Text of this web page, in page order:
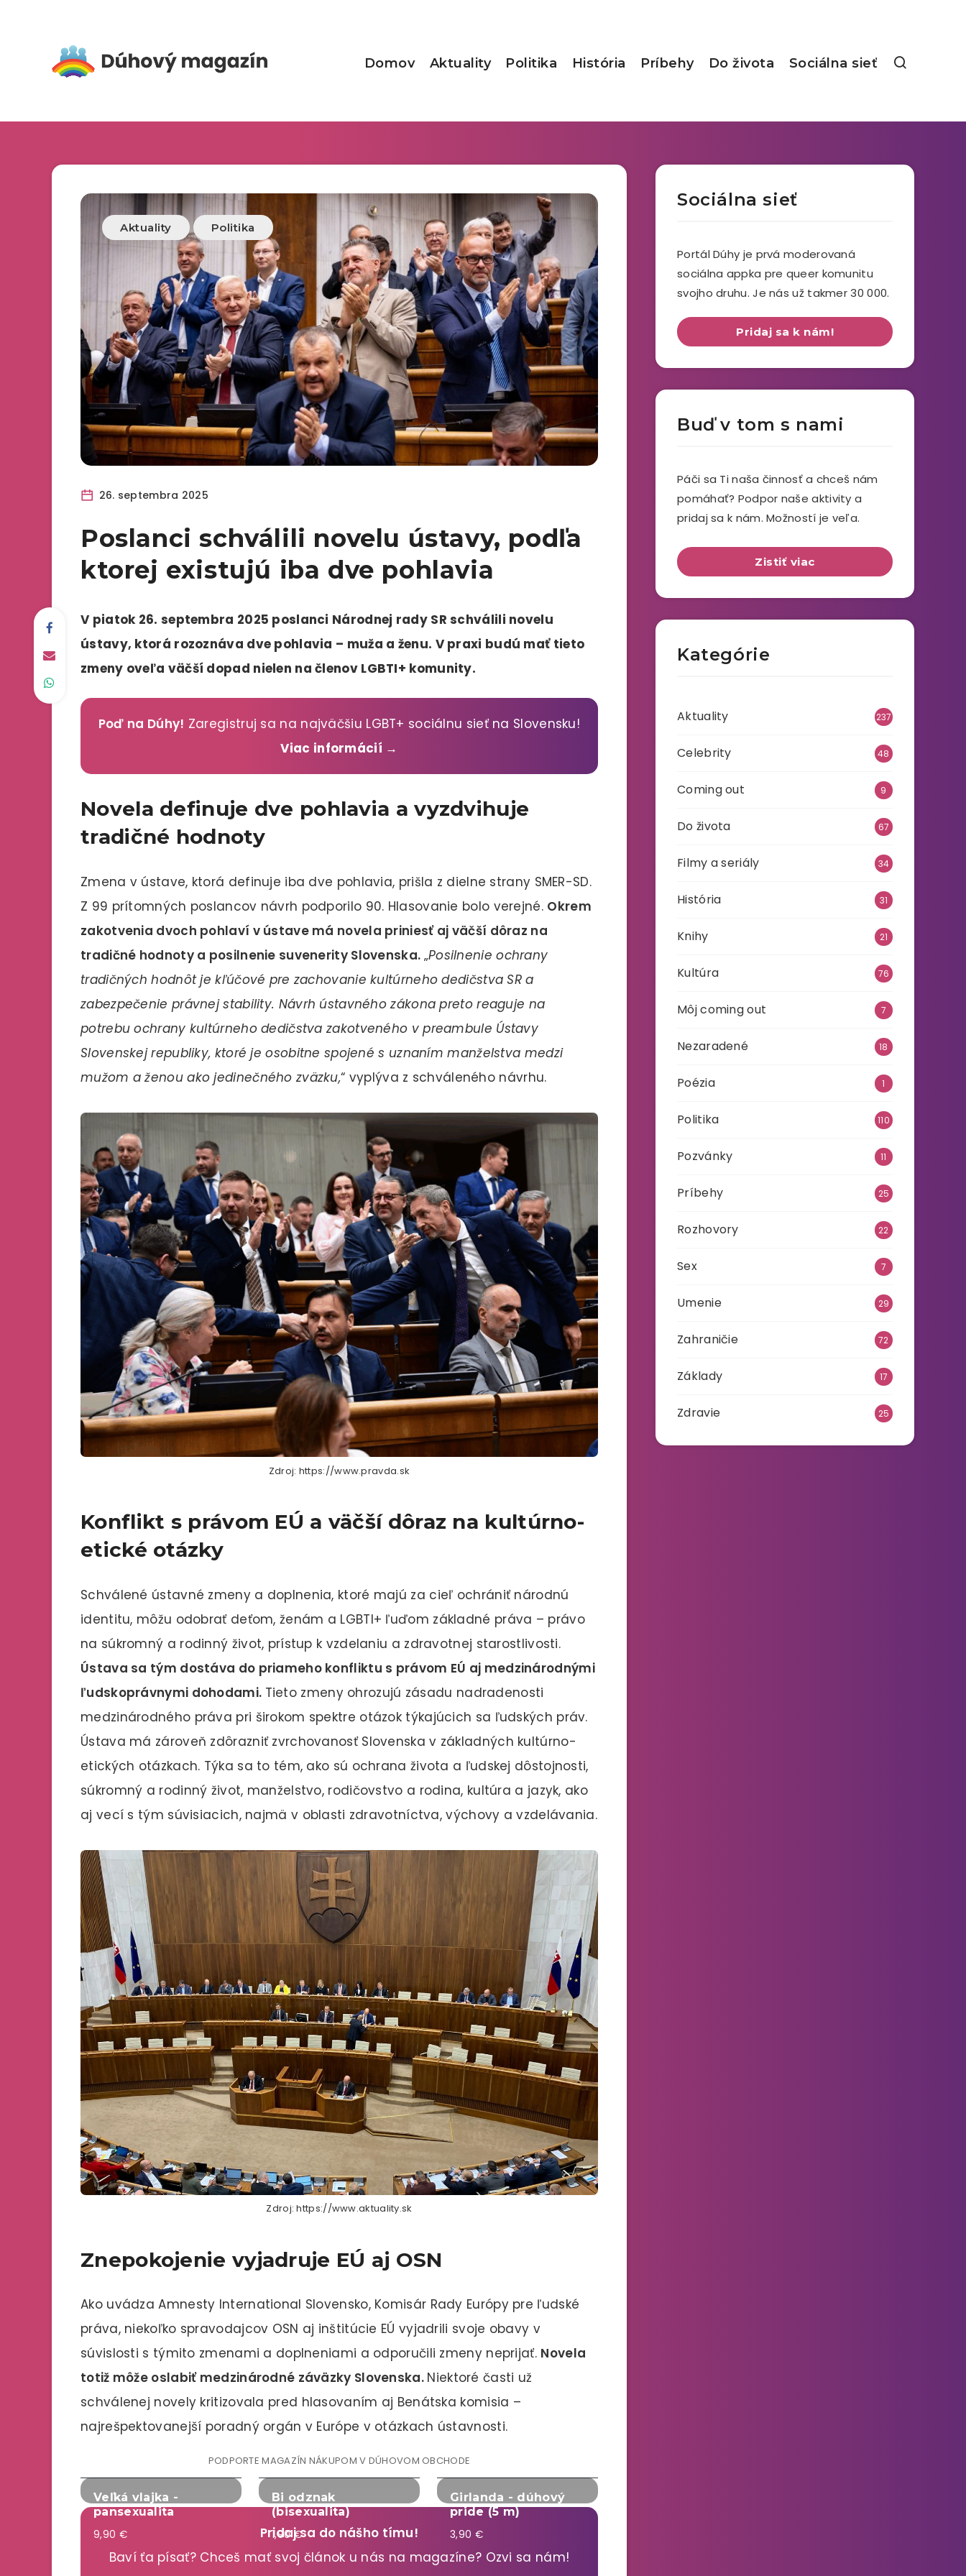
Domov Aktuality Politika História Príbehy Do života Sociálna sieť
Aktuality Politika
26. septembra 2025
Poslanci schválili novelu ústavy, podľa
ktorej existujú iba dve pohlavia
V piatok 26. septembra 2025 poslanci Národnej rady SR schválili novelu
ústavy, ktorá rozoznáva dve pohlavia – muža a ženu. V praxi budú mať tieto
zmeny oveľa väčší dopad nielen na členov LGBTI+ komunity.
Poď na Dúhy! Zaregistruj sa na najväčšiu LGBT+ sociálnu sieť na Slovensku!
Viac informácií →
Novela definuje dve pohlavia a vyzdvihuje
tradičné hodnoty
Zmena v ústave, ktorá definuje iba dve pohlavia, prišla z dielne strany SMER-SD.
Z 99 prítomných poslancov návrh podporilo 90. Hlasovanie bolo verejné. Okrem
zakotvenia dvoch pohlaví v ústave má novela priniesť aj väčší dôraz na
tradičné hodnoty a posilnenie suvenerity Slovenska. „Posilnenie ochrany
tradičných hodnôt je kľúčové pre zachovanie kultúrneho dedičstva SR a
zabezpečenie právnej stability. Návrh ústavného zákona preto reaguje na
potrebu ochrany kultúrneho dedičstva zakotveného v preambule Ústavy
Slovenskej republiky, ktoré je osobitne spojené s uznaním manželstva medzi
mužom a ženou ako jedinečného zväzku,“ vyplýva z schváleného návrhu.
Zdroj: https://www.pravda.sk
Konflikt s právom EÚ a väčší dôraz na kultúrno-
etické otázky
Schválené ústavné zmeny a doplnenia, ktoré majú za cieľ ochrániť národnú
identitu, môžu odobrať deťom, ženám a LGBTI+ ľuďom základné práva – právo
na súkromný a rodinný život, prístup k vzdelaniu a zdravotnej starostlivosti.
Ústava sa tým dostáva do priameho konfliktu s právom EÚ aj medzinárodnými
ľudskoprávnymi dohodami. Tieto zmeny ohrozujú zásadu nadradenosti
medzinárodného práva pri širokom spektre otázok týkajúcich sa ľudských práv.
Ústava má zároveň zdôrazniť zvrchovanosť Slovenska v základných kultúrno-
etických otázkach. Týka sa to tém, ako sú ochrana života a ľudskej dôstojnosti,
súkromný a rodinný život, manželstvo, rodičovstvo a rodina, kultúra a jazyk, ako
aj vecí s tým súvisiacich, najmä v oblasti zdravotníctva, výchovy a vzdelávania.
Zdroj: https://www.aktuality.sk
Znepokojenie vyjadruje EÚ aj OSN
Ako uvádza Amnesty International Slovensko, Komisár Rady Európy pre ľudské
práva, niekoľko spravodajcov OSN aj inštitúcie EÚ vyjadrili svoje obavy v
súvislosti s týmito zmenami a doplneniami a odporučili zmeny neprijať. Novela
totiž môže oslabiť medzinárodné záväzky Slovenska. Niektoré časti už
schválenej novely kritizovala pred hlasovaním aj Benátska komisia –
najrešpektovanejší poradný orgán v Európe v otázkach ústavnosti.
PODPORTE MAGAZÍN NÁKUPOM V DÚHOVOM OBCHODE
Veľká vlajka -
pansexualita
9,90 €
Bi odznak
(bisexualita)
1,90 €
Girlanda - dúhový
pride (5 m)
3,90 €
Pridaj sa do nášho tímu!
Baví ťa písať? Chceš mať svoj článok u nás na magazíne? Ozvi sa nám!
Sociálna sieť
Portál Dúhy je prvá moderovaná
sociálna appka pre queer komunitu
svojho druhu. Je nás už takmer 30 000.
Pridaj sa k nám!
Buď v tom s nami
Páči sa Ti naša činnosť a chceš nám
pomáhať? Podpor naše aktivity a
pridaj sa k nám. Možností je veľa.
Zistiť viac
Kategórie
Aktuality 237
Celebrity 48
Coming out 9
Do života 67
Filmy a seriály 34
História 31
Knihy 21
Kultúra 76
Môj coming out 7
Nezaradené 18
Poézia 1
Politika 110
Pozvánky 11
Príbehy 25
Rozhovory 22
Sex 7
Umenie 29
Zahraničie 72
Základy 17
Zdravie 25